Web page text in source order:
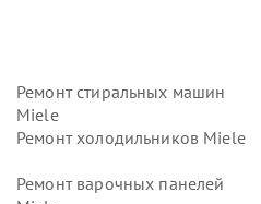
Ремонт стиральных машин
Miele
Ремонт холодильников Miele
Ремонт варочных панелей